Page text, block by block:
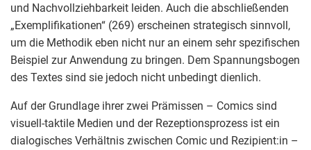
und Nachvollziehbarkeit leiden. Auch die abschließenden
„Exemplifikationen“ (269) erscheinen strategisch sinnvoll,
um die Methodik eben nicht nur an einem sehr spezifischen
Beispiel zur Anwendung zu bringen. Dem Spannungsbogen
des Textes sind sie jedoch nicht unbedingt dienlich.
Auf der Grundlage ihrer zwei Prämissen – Comics sind
visuell-taktile Medien und der Rezeptionsprozess ist ein
dialogisches Verhältnis zwischen Comic und Rezipient:in –